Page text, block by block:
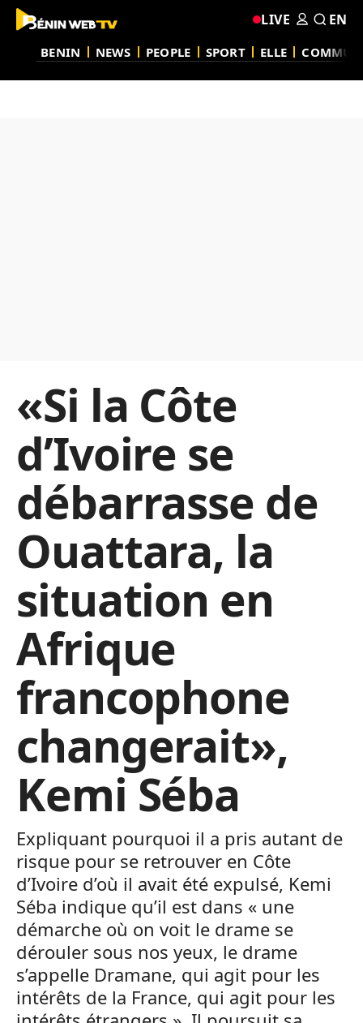
BENIN NEWS PEOPLE SPORT ELLE
LIVE EN
«Si la Côte
d’Ivoire se
débarrasse de
Ouattara, la
situation en
Afrique
francophone
changerait»,
Kemi Séba
Expliquant pourquoi il a pris autant de
risque pour se retrouver en Côte
d’Ivoire d’où il avait été expulsé, Kemi
Séba indique qu’il est dans « une
démarche où on voit le drame se
dérouler sous nos yeux, le drame
s’appelle Dramane, qui agit pour les
intérêts de la France, qui agit pour les